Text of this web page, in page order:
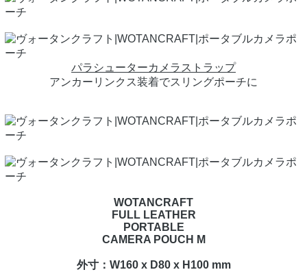
パラシューターカメラストラップ
アンカーリンクス装着でスリングポーチに
WOTANCRAFT
FULL LEATHER
PORTABLE
CAMERA POUCH M
外寸：W160 x D80 x H100 mm